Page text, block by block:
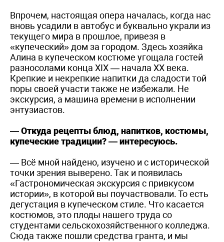
Впрочем, настоящая опера началась, когда нас
вновь усадили в автобус и буквально украли из
текущего мира в прошлое, привезя в
«купеческий» дом за городом. Здесь хозяйка
Алина в купеческом костюме угощала гостей
разносолами конца XIX — начала XX века.
Крепкие и некрепкие напитки да сладости той
поры своей участи также не избежали. Не
экскурсия, а машина времени в исполнении
энтузиастов.
— Откуда рецепты блюд, напитков, костюмы,
купеческие традиции? — интересуюсь.
— Всё мной найдено, изучено и с исторической
точки зрения выверено. Так и появилась
«Гастрономическая экскурсия с привкусом
истории», в которой вы поучаствовали. То есть
дегустация в купеческом стиле. Что касается
костюмов, это плоды нашего труда со
студентами сельскохозяйственного колледжа.
Сюда также пошли средства гранта, и мы